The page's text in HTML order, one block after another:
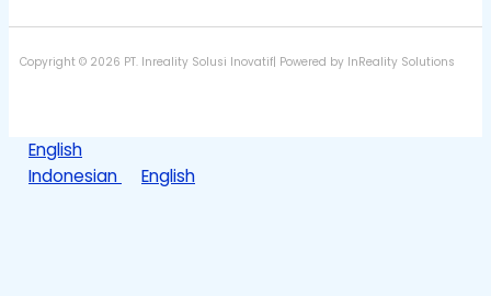
Copyright © 2026 PT. Inreality Solusi Inovatif| Powered by InReality Solutions
English
Indonesian
English